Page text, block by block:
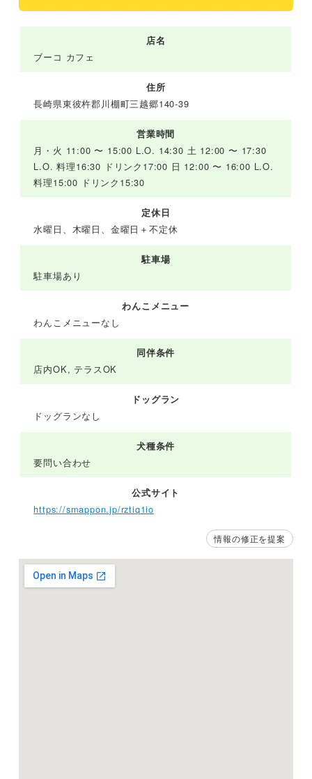
店名
ブーコ カフェ
住所
長崎県東彼杵郡川棚町三越郷140-39
営業時間
月・火 11:00 〜 15:00 L.O. 14:30 土 12:00 〜 17:30
L.O. 料理16:30 ドリンク17:00 日 12:00 〜 16:00 L.O.
料理15:00 ドリンク15:30
定休日
水曜日、木曜日、金曜日＋不定休
駐車場
駐車場あり
わんこメニュー
わんこメニューなし
同伴条件
店内OK, テラスOK
ドッグラン
ドッグランなし
犬種条件
要問い合わせ
公式サイト
https://smappon.jp/rztiq1io
情報の修正を提案